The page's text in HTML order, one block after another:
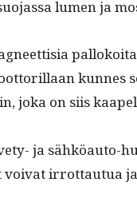
lumen ja
kunnes
joka on siis
ja sähköau­to-
voivat irrot­tau­tua